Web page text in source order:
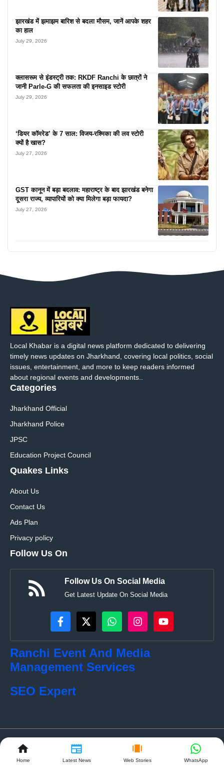
Home Latest News Web Stories WhatsApp
झारखंड में झमाझम बारिश से बदला मौसम, जानें आपके शहर
का हाल
July 29, 2026
क्लासरूम से इंडस्ट्री तक: RKDF Ranchi के छात्रों ने
जानी Parle-G की सफलता की इनसाइड स्टोरी
July 29, 2026
‘डियर कॉमरेड’ के 7 साल: विजय-रश्मिका की लव स्टोरी
क्यों है खास?
July 27, 2026
GST कानून में बड़ा बदलाव: महाराष्ट्र के बाद झारखंड बनेगा
दूसरा राज्य, व्यापारियों को क्या मिलेगा बड़ा फायदा?
July 27, 2026
Local Khabar is a digital news platform dedicated to delivering
timely news updates on Jharkhand, covering local politics, social
issues, entertainment, and more to keep readers informed
about regional events and developments..
Categories
Jharkhand Official
Jharkhand Police
JPSC
Education Project Council
Quakes Links
About Us
Contact Us
Ads Plan
Privacy policy
Follow Us On
Follow Us On Social Media
Get Latest Update On Social Media
Ranchi Event And Media
Management Services
SEO Expert
© localkhabar.com • All rights reserved